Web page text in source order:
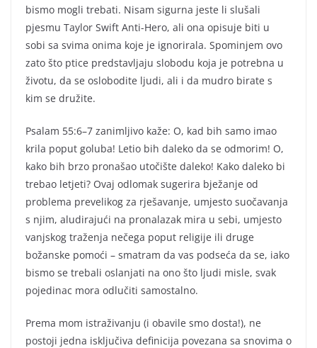
bismo mogli trebati. Nisam sigurna jeste li slušali
pjesmu Taylor Swift Anti-Hero, ali ona opisuje biti u
sobi sa svima onima koje je ignorirala. Spominjem ovo
zato što ptice predstavljaju slobodu koja je potrebna u
životu, da se oslobodite ljudi, ali i da mudro birate s
kim se družite.
Psalam 55:6–7 zanimljivo kaže: O, kad bih samo imao
krila poput goluba! Letio bih daleko da se odmorim! O,
kako bih brzo pronašao utočište daleko! Kako daleko bi
trebao letjeti? Ovaj odlomak sugerira bježanje od
problema prevelikog za rješavanje, umjesto suočavanja
s njim, aludirajući na pronalazak mira u sebi, umjesto
vanjskog traženja nečega poput religije ili druge
božanske pomoći – smatram da vas podseća da se, iako
bismo se trebali oslanjati na ono što ljudi misle, svak
pojedinac mora odlučiti samostalno.
Prema mom istraživanju (i obavile smo dosta!), ne
postoji jedna isključiva definicija povezana sa snovima o